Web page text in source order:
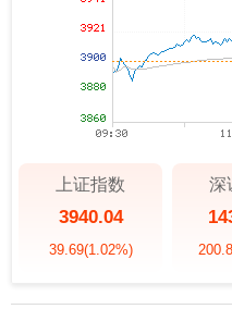
上证指数
3940.04
39.69(1.02%)
深